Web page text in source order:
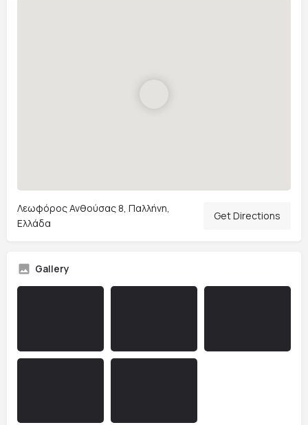
Λεωφόρος Ανθούσας 8, Παλλήνη,
Ελλάδα
Get Directions
Gallery